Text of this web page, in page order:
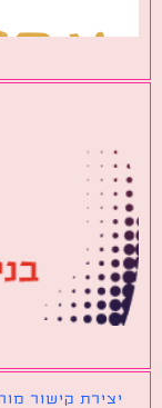
קישור מורחב